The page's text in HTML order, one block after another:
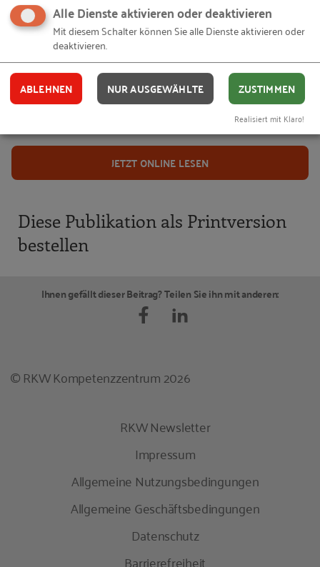
Leitfaden 3:In den Baubetrieb reinschnuppern Das
Schülerpraktikum und die Zeit danach nutzen, um
Azubis für einen Bauberuf zu gewinnen
Leitfaden 4:
Kreativität ist Trumpf Beispiele, wie
Bauunternehmen mit pfiffigem Azubimarketing
JETZT ONLINE LESEN
Diese Publikation als Printversion
bestellen
Ihnen gefällt dieser Beitrag? Teilen Sie ihn mit anderen:
© RKW Kompetenzzentrum 2026
RKW Newsletter
Impressum
Allgemeine Nutzungsbedingungen
Allgemeine Geschäftsbedingungen
Datenschutz
Barrierefreiheit
Alle Dienste aktivieren oder deaktivieren
Mit diesem Schalter können Sie alle Dienste aktivieren oder
deaktivieren.
ABLEHNEN NUR AUSGEWÄHLTE ZUSTIMMEN
Realisiert mit Klaro!